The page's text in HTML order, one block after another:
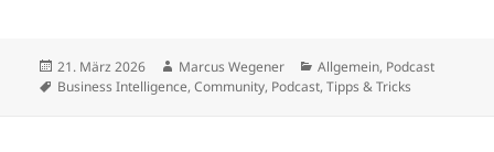
Veröffentlicht
am
21. März 2026 Autor
Marcus Wegener Kategorien
Allgemein, Podcast
Schlagwörter
Business Intelligence,Community, Podcast,Tipps & Tricks